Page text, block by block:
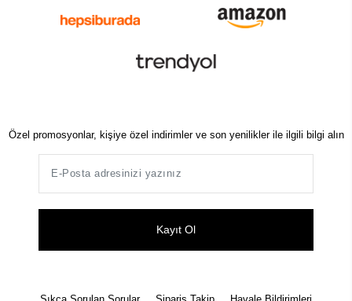
Özel promosyonlar, kişiye özel indirimler ve son yenilikler ile ilgili bilgi alın
Kayıt Ol